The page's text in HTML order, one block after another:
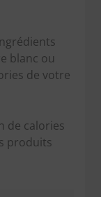
blanc ou
de votre
de calories
produits